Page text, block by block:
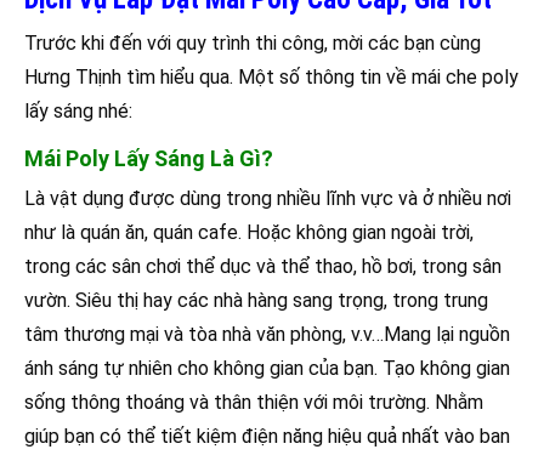
Trước khi đến với quy trình thi công, mời các bạn cùng
Hưng Thịnh tìm hiểu qua. Một số thông tin về mái che poly
lấy sáng nhé:
Mái Poly Lấy Sáng Là Gì?
Là vật dụng được dùng trong nhiều lĩnh vực và ở nhiều nơi
như là quán ăn, quán cafe. Hoặc không gian ngoài trời,
trong các sân chơi thể dục và thể thao, hồ bơi, trong sân
vườn. Siêu thị hay các nhà hàng sang trọng, trong trung
tâm thương mại và tòa nhà văn phòng, v.v…Mang lại nguồn
ánh sáng tự nhiên cho không gian của bạn. Tạo không gian
sống thông thoáng và thân thiện với môi trường. Nhằm
giúp bạn có thể tiết kiệm điện năng hiệu quả nhất vào ban